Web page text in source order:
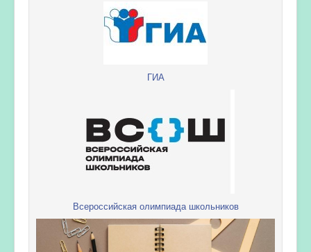
ГИА
Всероссийская олимпиада школьников